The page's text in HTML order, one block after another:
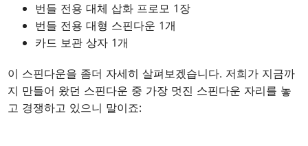
번들 전용 대체 삽화 프로모 1장
번들 전용 대형 스핀다운 1개
카드 보관 상자 1개
이 스핀다운을 좀더 자세히 살펴보겠습니다. 저희가 지금까
지 만들어 왔던 스핀다운 중 가장 멋진 스핀다운 자리를 놓
고 경쟁하고 있으니 말이죠: